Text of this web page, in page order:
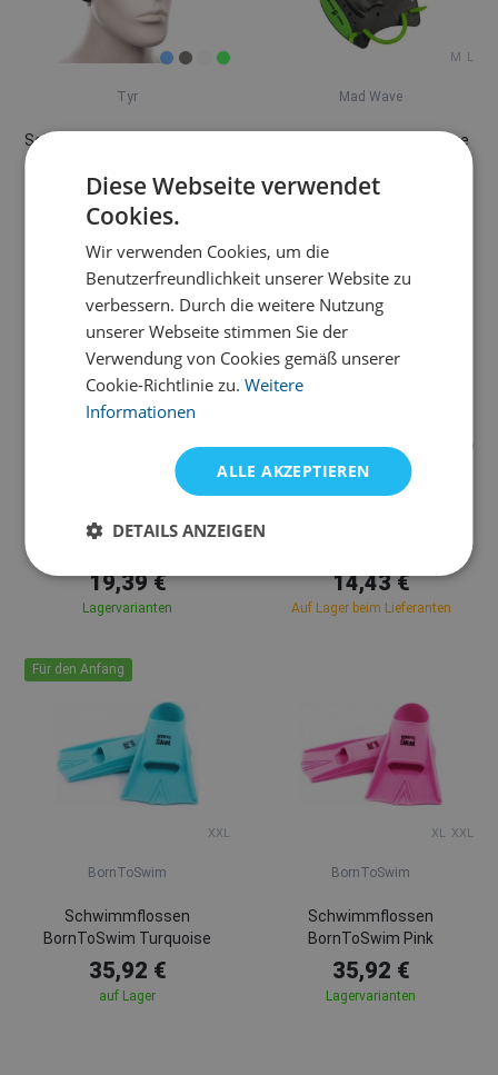
Tyr
Schwimmbrille TYR Nest Pro
24,35 €
Lagervarianten
M L
Mad Wave
Schwimmpaddle Mad Wave
18,97 €
Pull Boje Mad Wave EXT
19,39 €
Lagervarianten
BornToSwim
14,43 €
Auf Lager beim Lieferanten
Für den Anfang
XXL
BornToSwim
Schwimmflossen
BornToSwim Turquoise
35,92 €
auf Lager
XL XXL
BornToSwim
Schwimmflossen
BornToSwim Pink
35,92 €
Lagervarianten
Diese Webseite verwendet
Cookies.
Wir verwenden Cookies, um die
Benutzerfreundlichkeit unserer Website zu
verbessern. Durch die weitere Nutzung
unserer Webseite stimmen Sie der
Verwendung von Cookies gemäß unserer
Cookie-Richtlinie zu.Weitere
Informationen
ALLE AKZEPTIEREN
DETAILS ANZEIGEN